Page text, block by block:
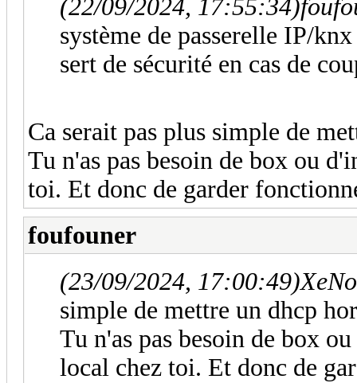
(22/09/2024, 17:55:34)
système de passerelle IP/
sert de sécurité en cas de
Ca serait pas plus simple de
Tu n'as pas besoin de box ou
toi. Et donc de garder
foufouner
(23/09/2024, 17:00:49)
simple de mettre un dhcp
Tu n'as pas besoin de box
local chez toi. Et donc de